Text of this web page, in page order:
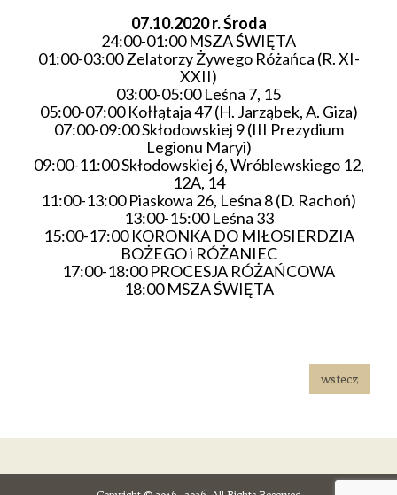
07.10.2020 r.Środa
24:00-01:00 MSZA ŚWIĘTA
01:00-03:00 Zelatorzy Żywego Różańca (R. XI-
XXII)
03:00-05:00 Leśna 7, 15
05:00-07:00 Kołłątaja 47 (H. Jarząbek, A. Giza)
07:00-09:00 Skłodowskiej 9 (III Prezydium
Legionu Maryi)
09:00-11:00 Skłodowskiej 6, Wróblewskiego 12,
12A, 14
11:00-13:00 Piaskowa 26, Leśna 8 (D. Rachoń)
13:00-15:00 Leśna 33
15:00-17:00 KORONKA DO MIŁOSIERDZIA
BOŻEGO i RÓŻANIEC
17:00-18:00 PROCESJA RÓŻAŃCOWA
18:00 MSZA ŚWIĘTA
wstecz